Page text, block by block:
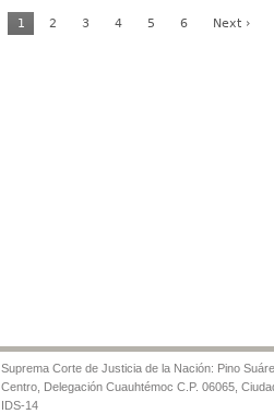
1 2 3 4 5 6 Next ›
Suprema Corte de Justicia de la Nación: Pino
Centro, Delegación Cuauhtémoc C.P. 06065,
IDS-14